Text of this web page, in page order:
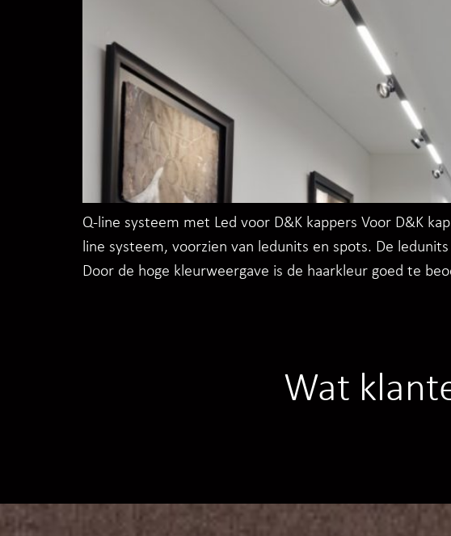
Q-line systeem met Led voor D&K kappers Voor D&K
line systeem, voorzien van ledunits en spots. De
Door de hoge kleurweergave is de haarkleur goed te
Wat